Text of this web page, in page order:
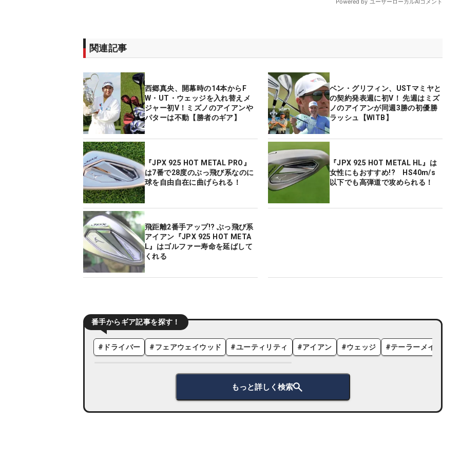
関連記事
西郷真央、開幕時の14本からF
W・UT・ウェッジを入れ替えメ
ジャー初V！ミズノのアイアンや
パターは不動【勝者のギア】
ベン・グリフィン、USTマミヤと
の契約発表週に初V！ 先週はミズ
ノのアイアンが同週3勝の初優勝
ラッシュ【WITB】
『JPX 925 HOT METAL PRO』
は7番で28度のぶっ飛び系なのに
球を自由自在に曲げられる！
『JPX 925 HOT METAL HL』は
女性にもおすすめ!? HS40m/s
以下でも高弾道で攻められる！
飛距離2番手アップ!? ぶっ飛び系
アイアン『JPX 925 HOT META
L』はゴルファー寿命を延ばして
くれる
番手からギア記事を探す！
# ドライバー #フェアウェイウッド #ユーティリティ #アイアン #ウェッジ #テーラーメイド
もっと詳しく検索